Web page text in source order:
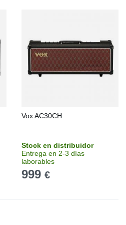
Vox AC30CH
Stock en distribuidor
Entrega en 2-3 días
laborables
999 €